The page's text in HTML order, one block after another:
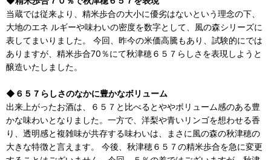
当蔵では従来より、精米歩合の大小に優劣はないという理念の下、
大地のエネ ルギーや味わいの密度を数字として、風の森シリーズに
表してまいりました。 今回、昨今の米価高騰もあり、試験的にでは
ありますが、精米歩合70％にて秋津穂６５７らしさを表現しようと
醸造いたしました。
◆６５７らしさのなかに豊かなボリューム
出来上がったお酒は、６５７と比べるとややボリューム感のある豊
かな味わいとなりました。一方で、洋梨や青いリンゴを想わせる香
り、透明感と複雑味が共存する味わいは、まさに風の森の秋津穂の
大きな特徴と言えます。 今後、秋津穂６５７の精米歩合を急に変更